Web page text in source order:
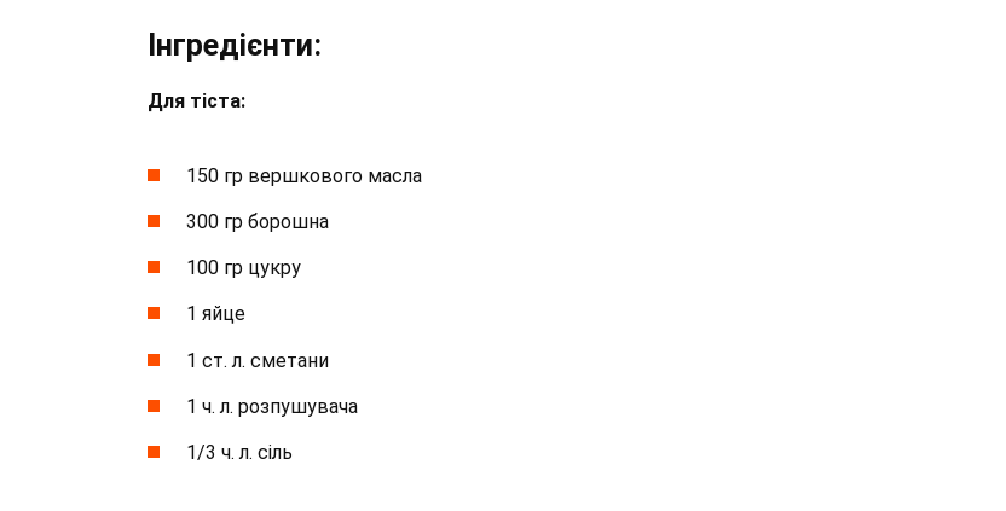
Інгредієнти:
Для тіста:
150 гр вершкового масла
300 гр борошна
100 гр цукру
1 яйце
1 ст. л. сметани
1 ч. л. розпушувача
1/3 ч. л. сіль